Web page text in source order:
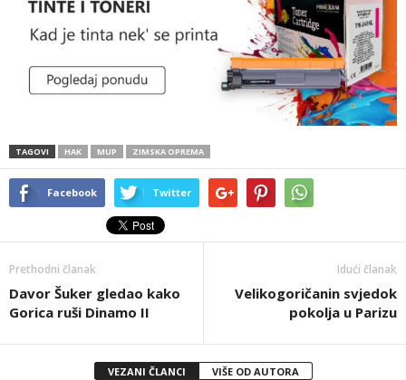
TAGOVI HAK MUP ZIMSKA OPREMA
Facebook Twitter
Prethodni članak
Davor Šuker gledao kako
Gorica ruši Dinamo II
Idući članak
Velikogoričanin svjedok
pokolja u Parizu
VEZANI ČLANCI VIŠE OD AUTORA